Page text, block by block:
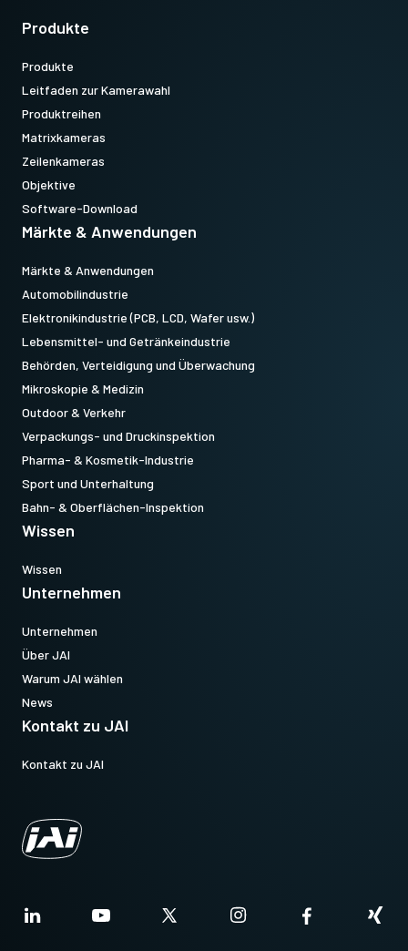
Produkte
Produkte
Leitfaden zur Kamerawahl
Produktreihen
Matrixkameras
Zeilenkameras
Objektive
Software-Download
Märkte & Anwendungen
Märkte & Anwendungen
Automobilindustrie
Elektronikindustrie (PCB, LCD, Wafer usw.)
Lebensmittel- und Getränkeindustrie
Behörden, Verteidigung und Überwachung
Mikroskopie & Medizin
Outdoor & Verkehr
Verpackungs- und Druckinspektion
Pharma- & Kosmetik-Industrie
Sport und Unterhaltung
Bahn- & Oberflächen-Inspektion
Wissen
Wissen
Unternehmen
Unternehmen
Über JAI
Warum JAI wählen
News
Kontakt zu JAI
Kontakt zu JAI